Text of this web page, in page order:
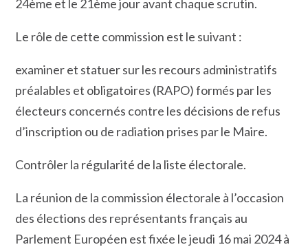
24ème et le 21ème jour avant chaque scrutin.
Le rôle de cette commission est le suivant :
examiner et statuer sur les recours administratifs
préalables et obligatoires (RAPO) formés par les
électeurs concernés contre les décisions de refus
d’inscription ou de radiation prises par le Maire.
Contrôler la régularité de la liste électorale.
La réunion de la commission électorale à l’occasion
des élections des représentants français au
Parlement Européen est fixée le jeudi 16 mai 2024 à